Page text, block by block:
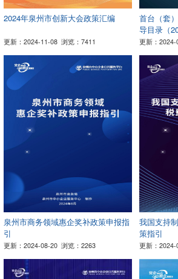
2024年泉州市创新大会政策汇编
更新：2024-11-08 浏览：7411
首台（套
导目录（
更新：2024-
泉州市商务领域惠企奖补政策申报指
引
更新：2024-08-20 浏览：2263
我国支持
策指引
更新：2024-